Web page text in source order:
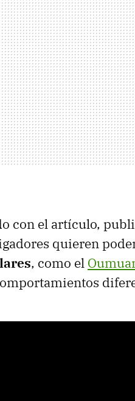
con el artículo,
quieren
, como el